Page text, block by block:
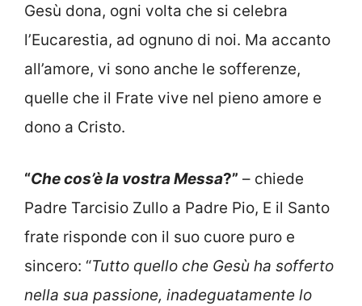
Gesù dona, ogni volta che si celebra
l’Eucarestia, ad ognuno di noi. Ma accanto
all’amore, vi sono anche le sofferenze,
quelle che il Frate vive nel pieno amore e
dono a Cristo.
“Che cos’è la vostra Messa?” – chiede
Padre Tarcisio Zullo a Padre Pio, E il Santo
frate risponde con il suo cuore puro e
sincero: “Tutto quello che Gesù ha sofferto
nella sua passione, inadeguatamente lo